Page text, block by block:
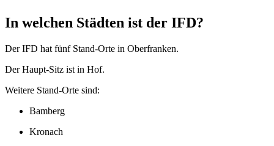
In welchen Städten ist der IFD?
Der IFD hat fünf Stand-Orte in Oberfranken.
Der Haupt-Sitz ist in Hof.
Weitere Stand-Orte sind:
Bamberg
Kronach